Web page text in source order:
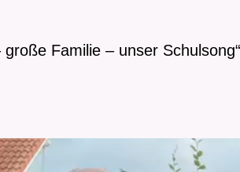
große Familie – unser Schulsong“